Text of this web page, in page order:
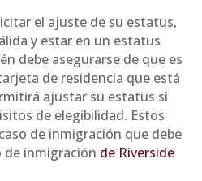
el ajuste de su estatus,
y estar en un estatus
debe asegurarse de que es
de residencia que está
ajustar su estatus si
de elegibilidad. Estos
de inmigración que debe
de inmigración de Riverside